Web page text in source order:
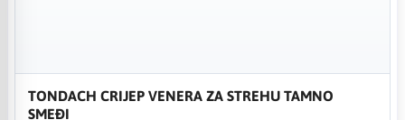
TONDACH CRIJEP VENERA ZA STREHU TAMNO
SMEĐI